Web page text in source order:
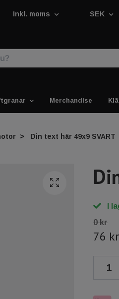
Inkl. moms SEK
Merchandise
Din text här 49x9 SVART
I
0 kr
76 kr